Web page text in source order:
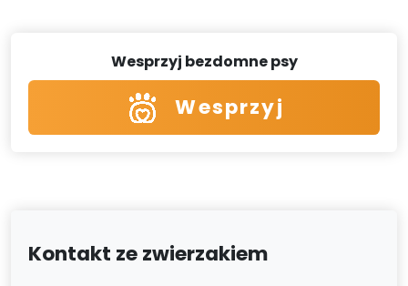
Wesprzyj bezdomne psy
Wesprzyj
Kontakt ze zwierzakiem